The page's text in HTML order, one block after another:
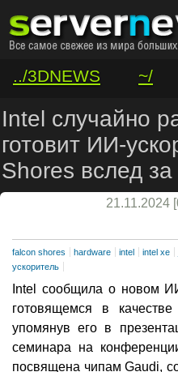
../3DNEWS ~/
/VAR/CONTACT
Intel случайно
готовит ИИ-
Shores вслед
21.11.2024
falcon shores hardware intel intel xe
ускоритель
Intel сообщила о новом
готовящемся в
упомянув его в
семинара на
посвящена чипам Gaudi,